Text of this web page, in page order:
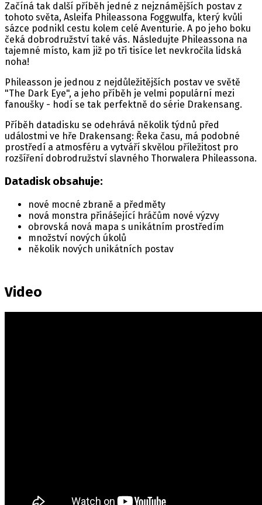
Začíná tak další příběh jedné z nejznámějších postav z
tohoto světa, Asleifa Phileassona Foggwulfa, který kvůli
sázce podnikl cestu kolem celé Aventurie. A po jeho boku
čeká dobrodružství také vás. Následujte Phileassona na
tajemné místo, kam již po tři tisíce let nevkročila lidská
noha!
Phileasson je jednou z nejdůležitějších postav ve světě
"The Dark Eye", a jeho příběh je velmi populární mezi
fanoušky - hodí se tak perfektně do série Drakensang.
Příběh datadisku se odehrává několik týdnů před
událostmi ve hře Drakensang: Řeka času, má podobné
prostředí a atmosféru a vytváří skvělou příležitost pro
rozšíření dobrodružství slavného Thorwalera Phileassona.
Datadisk obsahuje:
nové mocné zbraně a předměty
nová monstra přinášející hráčům nové výzvy
obrovská nová mapa s unikátním prostředím
množství nových úkolů
několik nových unikátních postav
Video